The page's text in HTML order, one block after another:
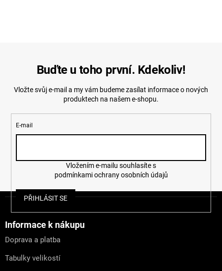
Buďte u toho první. Kdekoliv!
Vložte svůj e-mail a my vám budeme zasílat informace o nových
produktech na našem e-shopu.
E-mail
podmínkami ochrany osobních údajů
PŘIHLÁSIT SE
Informace k nákupu
Doprava a platba
Tabulky velikostí